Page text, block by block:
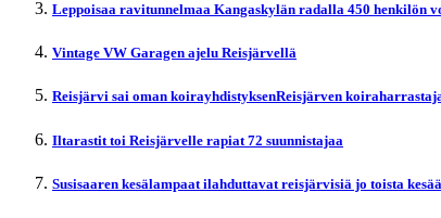
Leppoisaa ravitunnelmaa Kangaskylän radalla 450 henkilön
Vintage VW Garagen ajelu Reisjärvellä
Reisjärvi sai oman koirayhdistyksenReisjärven
Iltarastit toi Reisjärvelle rapiat 72 suunnistajaa
Susisaaren kesälampaat ilahduttavat reisjärvisiä jo toista kesää